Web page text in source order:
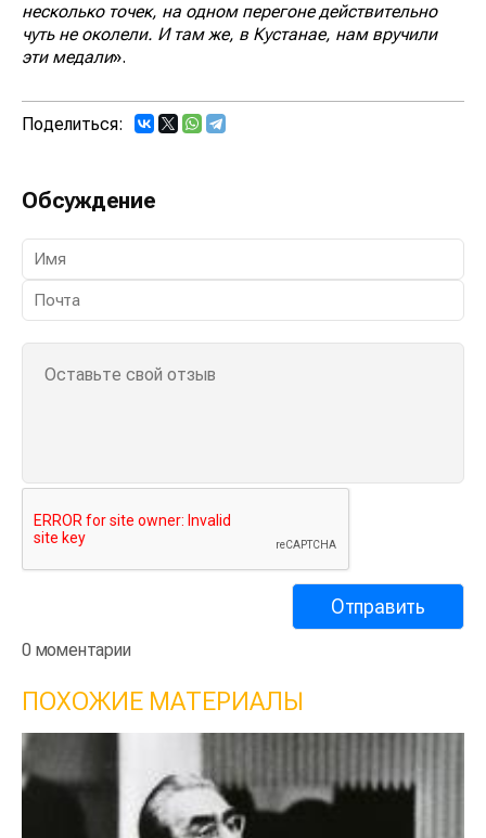
несколько точек, на одном перегоне действительно
чуть не околели. И там же, в Кустанае, нам вручили
эти медали».
Поделиться:
Обсуждение
0 моментарии
ПОХОЖИЕ МАТЕРИАЛЫ